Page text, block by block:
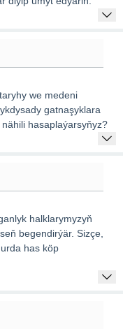
we medeni
gatnaşyklara
hasaplaýarsyňyz?
halklarymyzyň
begendirýär. Sizçe,
has köp